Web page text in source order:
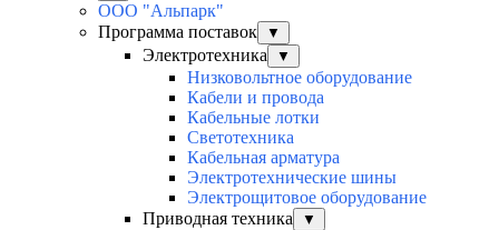
ООО "Альпарк"
Программа поставок
▼
Электротехника ▼
Низковольтное оборудование
Кабели и провода
Кабельные лотки
Светотехника
Кабельная арматура
Электротехнические шины
Электрощитовое оборудование
Приводная техника
▼